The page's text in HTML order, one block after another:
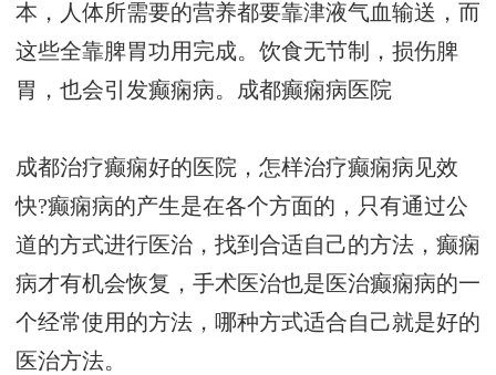
本，人体所需要的营养都要靠津液气血输送，而
这些全靠脾胃功用完成。饮食无节制，损伤脾
胃，也会引发癫痫病。 成都癫痫病医院
成都治疗癫痫好的医院，怎样治疗癫痫病见效
快?癫痫病的产生是在各个方面的，只有通过公
道的方式进行医治，找到合适自己的方法，癫痫
病才有机会恢复，手术医治也是医治癫痫病的一
个经常使用的方法，哪种方式适合自己就是好的
医治方法。